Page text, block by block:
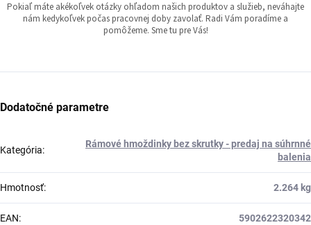
Pokiaľ máte akékoľvek otázky ohľadom našich produktov a služieb, neváhajte
nám kedykoľvek počas pracovnej doby zavolať. Radi Vám poradíme a
pomôžeme. Sme tu pre Vás!
Dodatočné parametre
Kategória:
Rámové hmoždinky bez skrutky - predaj na súhrnné
balenia
Hmotnosť: 2.264 kg
EAN: 5902622320342